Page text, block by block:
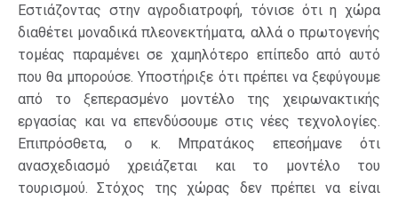
Εστιάζοντας στην αγροδιατροφή, τόνισε ότι η χώρα
διαθέτει μοναδικά πλεονεκτήματα, αλλά ο πρωτογενής
τομέας παραμένει σε χαμηλότερο επίπεδο από αυτό
που θα μπορούσε. Υποστήριξε ότι πρέπει να ξεφύγουμε
από το ξεπερασμένο μοντέλο της χειρωνακτικής
εργασίας και να επενδύσουμε στις νέες τεχνολογίες.
Επιπρόσθετα, ο κ. Μπρατάκος επεσήμανε ότι
ανασχεδιασμό χρειάζεται και το μοντέλο του
τουρισμού. Στόχος της χώρας δεν πρέπει να είναι